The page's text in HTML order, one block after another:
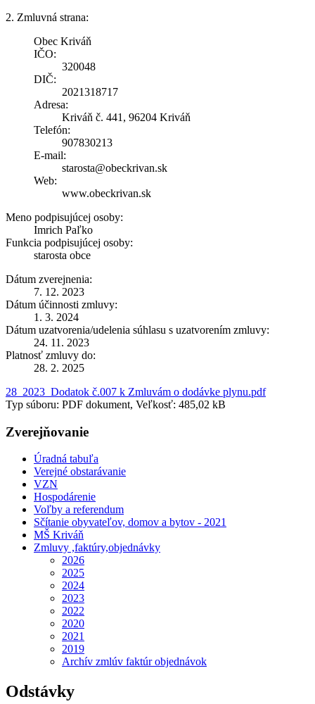
2. Zmluvná strana:
Obec Kriváň
IČO:
320048
DIČ:
2021318717
Adresa:
Kriváň č. 441, 96204 Kriváň
Telefón:
907830213
E-mail:
starosta@obeckrivan.sk
Web:
www.obeckrivan.sk
Meno podpisujúcej osoby:
Imrich Paľko
Funkcia podpisujúcej osoby:
starosta obce
Dátum zverejnenia:
7. 12. 2023
Dátum účinnosti zmluvy:
1. 3. 2024
Dátum uzatvorenia/udelenia súhlasu s uzatvorením zmluvy:
24. 11. 2023
Platnosť zmluvy do:
28. 2. 2025
28_2023_Dodatok č.007 k Zmluvám o dodávke plynu.pdf
Typ súboru: PDF dokument, Veľkosť: 485,02 kB
Zverejňovanie
Úradná tabuľa
Verejné obstarávanie
VZN
Hospodárenie
Voľby a referendum
Sčítanie obyvateľov, domov a bytov - 2021
MŠ Kriváň
Zmluvy ,faktúry,objednávky
2026
2025
2024
2023
2022
2020
2021
2019
Archív zmlúv faktúr objednávok
Odstávky